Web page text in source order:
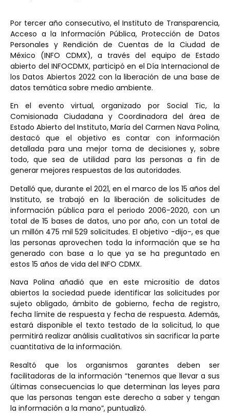
Por tercer año consecutivo, el Instituto de Transparencia,
Acceso a la Información Pública, Protección de Datos
Personales y Rendición de Cuentas de la Ciudad de
México (INFO CDMX), a través del equipo de Estado
abierto del INFOCDMX, participó en el Día Internacional de
los Datos Abiertos 2022 con la liberación de una base de
datos temática sobre medio ambiente.
En el evento virtual, organizado por Social Tic, la
Comisionada Ciudadana y Coordinadora del área de
Estado Abierto del Instituto, María del Carmen Nava Polina,
destacó que el objetivo es contar con información
detallada para una mejor toma de decisiones y, sobre
todo, que sea de utilidad para las personas a fin de
generar mejores respuestas de las autoridades.
Detalló que, durante el 2021, en el marco de los 15 años del
Instituto, se trabajó en la liberación de solicitudes de
información pública para el periodo 2006-2020, con un
total de 15 bases de datos, uno por año, con un total de
un millón 475 mil 529 solicitudes. El objetivo -dijo-, es que
las personas aprovechen toda la información que se ha
generado con base a lo que ya se ha preguntado en
estos 15 años de vida del INFO CDMX.
Nava Polina añadió que en este micrositio de datos
abiertos la sociedad puede identificar las solicitudes por
sujeto obligado, ámbito de gobierno, fecha de registro,
fecha límite de respuesta y fecha de respuesta. Además,
estará disponible el texto testado de la solicitud, lo que
permitirá realizar análisis cualitativos sin sacrificar la parte
cuantitativa de la información.
Resaltó que los organismos garantes deben ser
facilitadoras de la información “tenemos que llevar a sus
últimas consecuencias lo que determinan las leyes para
que las personas tengan este derecho a saber y tengan
la información a la mano”, puntualizó.